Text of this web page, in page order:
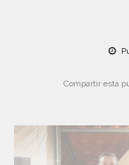
Compartir esta